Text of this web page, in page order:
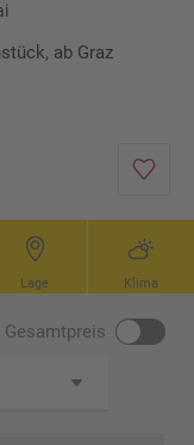
ab Graz
Lage Klima
Gesamtpreis